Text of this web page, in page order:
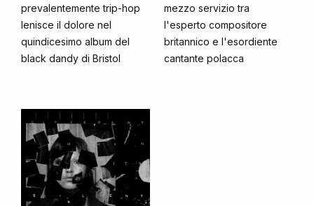
prevalentemente trip-hop
lenisce il dolore nel
quindicesimo album del
black dandy di Bristol
mezzo servizio tra
l'esperto compositore
britannico e l'esordiente
cantante polacca